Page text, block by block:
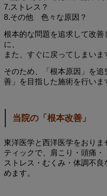
7.ストレス？
8.その他 色々な原因？
根本的な問題を追求して改善
に、
また、すぐに戻ってしまいま
そのため、「根本原因」を
善」を目指した施術を行いま
当院の「根本改善」
東洋医学と西洋医学をおり
ティックで、肩こり・頭痛・
ストレス・むくみ・体調不
めます。